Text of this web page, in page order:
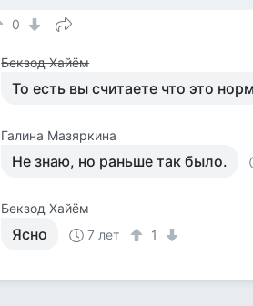
0
Бекзод Хайём
То есть вы считаете что это
Галина Мазяркина
Не знаю, но раньше так было.
Бекзод Хайём
Ясно 7 лет 1